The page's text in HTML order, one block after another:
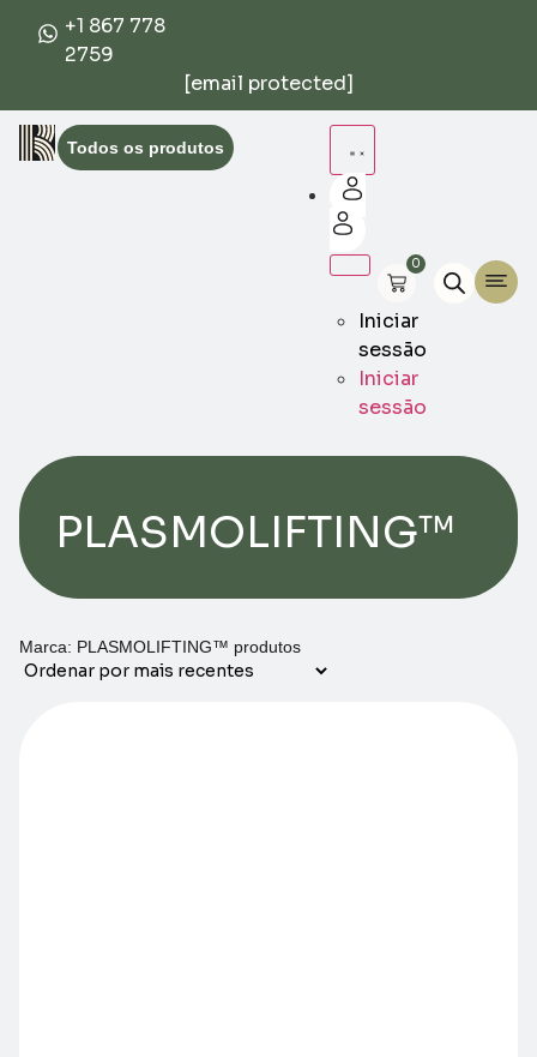
+1 867 778
2759
[email protected]
Todos os produtos
Iniciar
sessão
Iniciar
sessão
0
PLASMOLIFTING™
Marca: PLASMOLIFTING™ produtos